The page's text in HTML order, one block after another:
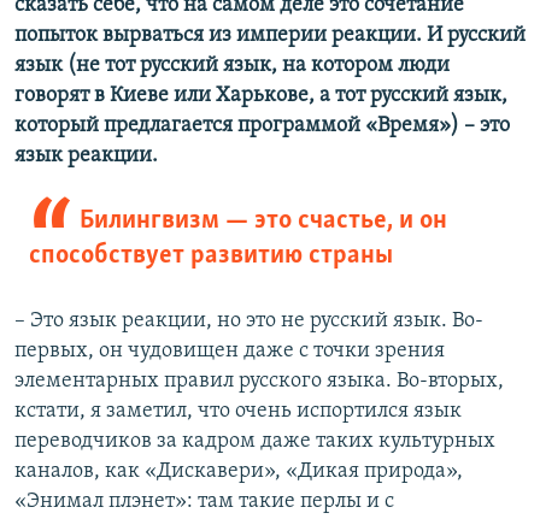
сказать себе, что на самом деле это сочетание
попыток вырваться из империи реакции. И русский
язык (не тот русский язык, на котором люди
говорят в Киеве или Харькове, а тот русский язык,
который предлагается программой «Время») – это
язык реакции.
Билингвизм — это счастье, и он
способствует развитию страны
–​ Это язык реакции, но это не русский язык. Во-
первых, он чудовищен даже с точки зрения
элементарных правил русского языка. Во-вторых,
кстати, я заметил, что очень испортился язык
переводчиков за кадром даже таких культурных
каналов, как «Дискавери», «Дикая природа»,
«Энимал плэнет»: там такие перлы и с